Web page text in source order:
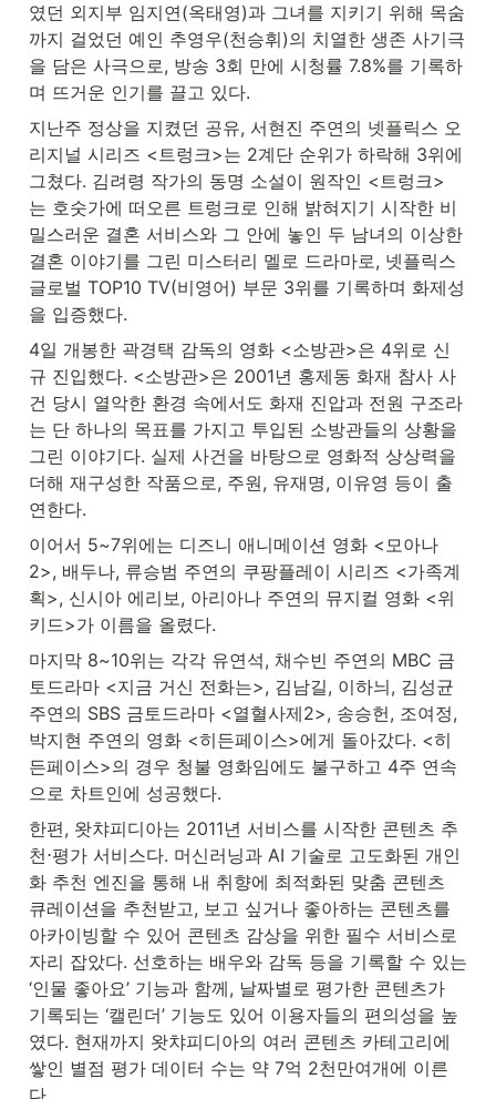
였던 외지부 임지연(옥태영)과 그녀를 지키기 위해 목숨
까지 걸었던 예인 추영우(천승휘)의 치열한 생존 사기극
을 담은 사극으로, 방송 3회 만에 시청률 7.8%를 기록하
며 뜨거운 인기를 끌고 있다.
지난주 정상을 지켰던 공유, 서현진 주연의 넷플릭스 오
리지널 시리즈 <트렁크>는 2계단 순위가 하락해 3위에
그쳤다. 김려령 작가의 동명 소설이 원작인 <트렁크>
는 호숫가에 떠오른 트렁크로 인해 밝혀지기 시작한 비
밀스러운 결혼 서비스와 그 안에 놓인 두 남녀의 이상한
결혼 이야기를 그린 미스터리 멜로 드라마로, 넷플릭스
글로벌 TOP10 TV(비영어) 부문 3위를 기록하며 화제성
을 입증했다.
4일 개봉한 곽경택 감독의 영화 <소방관>은 4위로 신
규 진입했다. <소방관>은 2001년 홍제동 화재 참사 사
건 당시 열악한 환경 속에서도 화재 진압과 전원 구조라
는 단 하나의 목표를 가지고 투입된 소방관들의 상황을
그린 이야기다. 실제 사건을 바탕으로 영화적 상상력을
더해 재구성한 작품으로, 주원, 유재명, 이유영 등이 출
연한다.
이어서 5~7위에는 디즈니 애니메이션 영화 <모아나
2>, 배두나, 류승범 주연의 쿠팡플레이 시리즈 <가족계
획>, 신시아 에리보, 아리아나 주연의 뮤지컬 영화 <위
키드>가 이름을 올렸다.
마지막 8~10위는 각각 유연석, 채수빈 주연의 MBC 금
토드라마 <지금 거신 전화는>, 김남길, 이하늬, 김성균
주연의 SBS 금토드라마 <열혈사제2>, 송승헌, 조여정,
박지현 주연의 영화 <히든페이스>에게 돌아갔다. <히
든페이스>의 경우 청불 영화임에도 불구하고 4주 연속
으로 차트인에 성공했다.
한편, 왓챠피디아는 2011년 서비스를 시작한 콘텐츠 추
천⋅평가 서비스다. 머신러닝과 AI 기술로 고도화된 개인
화 추천 엔진을 통해 내 취향에 최적화된 맞춤 콘텐츠
큐레이션을 추천받고, 보고 싶거나 좋아하는 콘텐츠를
아카이빙할 수 있어 콘텐츠 감상을 위한 필수 서비스로
자리 잡았다. 선호하는 배우와 감독 등을 기록할 수 있는
‘인물 좋아요’ 기능과 함께, 날짜별로 평가한 콘텐츠가
기록되는 ‘캘린더’ 기능도 있어 이용자들의 편의성을 높
였다. 현재까지 왓챠피디아의 여러 콘텐츠 카테고리에
쌓인 별점 평가 데이터 수는 약 7억 2천만여개에 이른
다.